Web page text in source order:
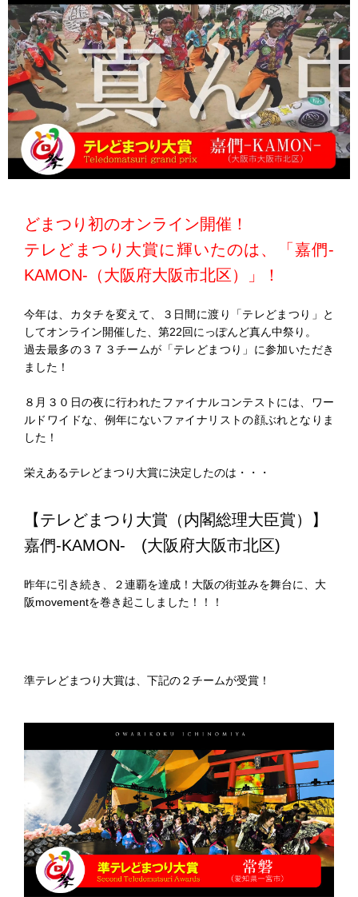
どまつり初のオンライン開催！
テレどまつり大賞に輝いたのは、「嘉們-
KAMON-（大阪府大阪市北区）」！
今年は、カタチを変えて、３日間に渡り「テレどまつり」と
してオンライン開催した、第22回にっぽんど真ん中祭り。
過去最多の３７３チームが「テレどまつり」に参加いただき
ました！
８月３０日の夜に行われたファイナルコンテストには、ワー
ルドワイドな、例年にないファイナリストの顔ぶれとなりま
した！
栄えあるテレどまつり大賞に決定したのは・・・
【テレどまつり大賞（内閣総理大臣賞）】
嘉們-KAMON- (大阪府大阪市北区)
昨年に引き続き、２連覇を達成！大阪の街並みを舞台に、大
阪movementを巻き起こしました！！！
準テレどまつり大賞は、下記の２チームが受賞！